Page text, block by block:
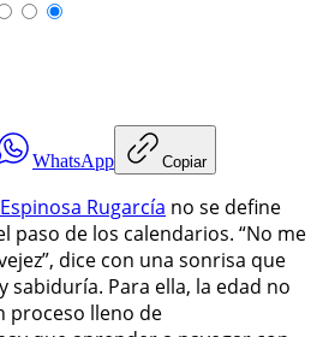
WhatsApp Copiar
Rugarcía no se define
paso de los calendarios. “No me
dice con una sonrisa que
Para ella, la edad no
proceso lleno de